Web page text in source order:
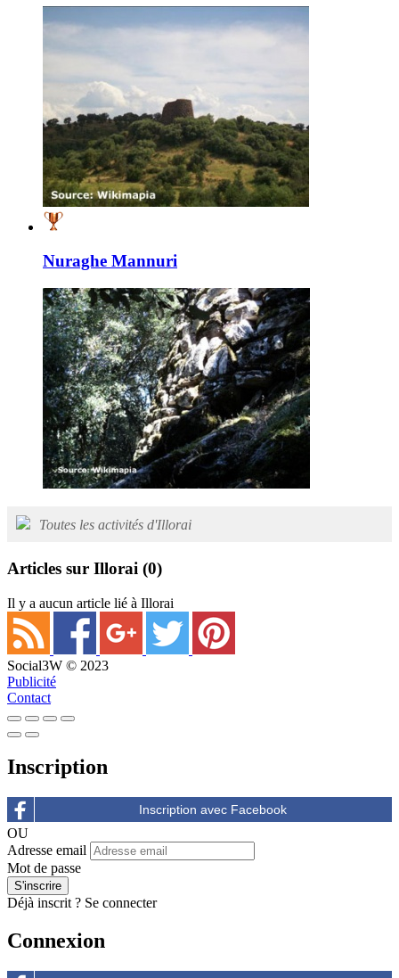
Nuraghe Mannuri
Toutes les activités d'Illorai
Articles sur Illorai (0)
Il y a aucun article lié à Illorai
Social3W © 2023
Publicité
Contact
Inscription
OU
Adresse email
Mot de passe
Déjà inscrit ? Se connecter
Connexion